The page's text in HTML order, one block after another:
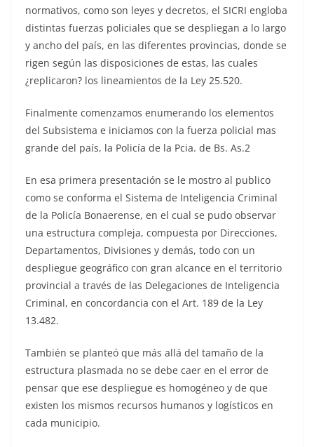
normativos, como son leyes y decretos, el SICRI engloba
distintas fuerzas policiales que se despliegan a lo largo
y ancho del país, en las diferentes provincias, donde se
rigen según las disposiciones de estas, las cuales
¿replicaron? los lineamientos de la Ley 25.520.
Finalmente comenzamos enumerando los elementos
del Subsistema e iniciamos con la fuerza policial mas
grande del país, la Policía de la Pcia. de Bs. As.2
En esa primera presentación se le mostro al publico
como se conforma el Sistema de Inteligencia Criminal
de la Policía Bonaerense, en el cual se pudo observar
una estructura compleja, compuesta por Direcciones,
Departamentos, Divisiones y demás, todo con un
despliegue geográfico con gran alcance en el territorio
provincial a través de las Delegaciones de Inteligencia
Criminal, en concordancia con el Art. 189 de la Ley
13.482.
También se planteó que más allá del tamaño de la
estructura plasmada no se debe caer en el error de
pensar que ese despliegue es homogéneo y de que
existen los mismos recursos humanos y logísticos en
cada municipio.